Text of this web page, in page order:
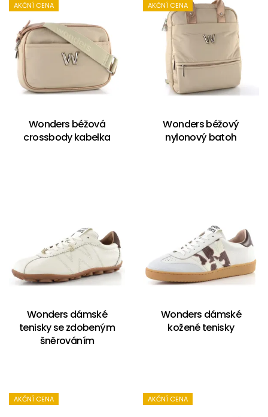
AKČNÍ CENA
Wonders béžová
crossbody kabelka
AKČNÍ CENA
Wonders béžový
nylonový batoh
Wonders dámské
tenisky se zdobeným
šněrováním
Wonders dámské
kožené tenisky
AKČNÍ CENA AKČNÍ CENA